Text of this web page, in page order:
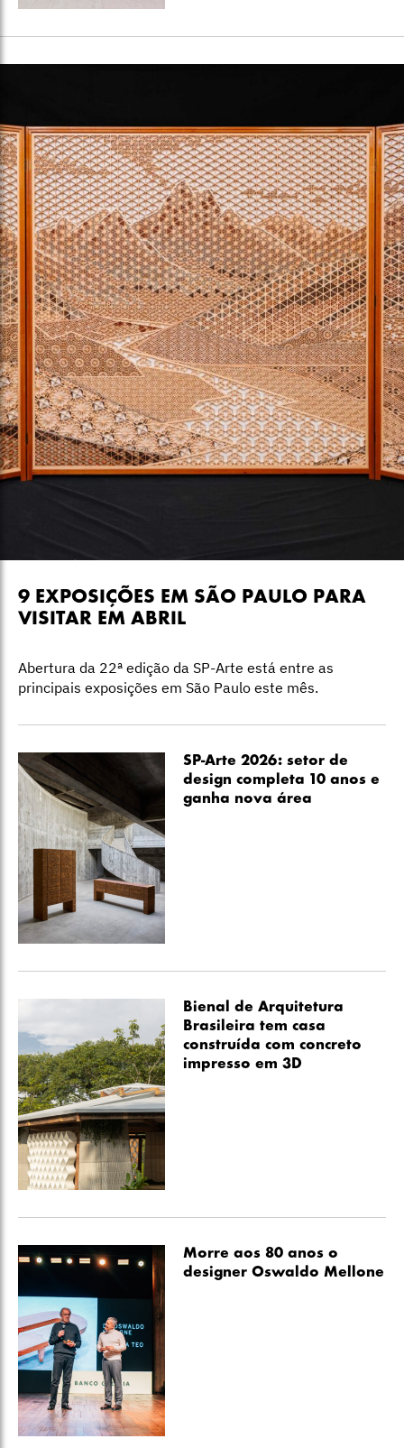
9 EXPOSIÇÕES EM SÃO PAULO PARA
VISITAR EM ABRIL
Abertura da 22ª edição da SP-Arte está entre as
principais exposições em São Paulo este mês.
SP-Arte 2026: setor de
design completa 10 anos e
ganha nova área
Bienal de Arquitetura
Brasileira tem casa
construída com concreto
impresso em 3D
Morre aos 80 anos o
designer Oswaldo Mellone